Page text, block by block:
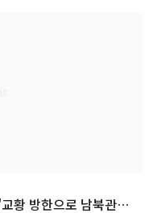
황 방한으로 남북관계